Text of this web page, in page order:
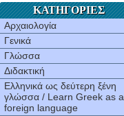
ΚΑΤΗΓΟΡΙΕΣ
Αρχαιολογία
Γενικά
Γλώσσα
Διδακτική
Ελληνικά ως δεύτερη ξένη
γλώσσα / Learn Greek as a
foreign language